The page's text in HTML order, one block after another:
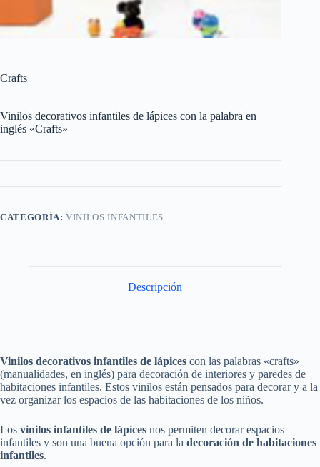
Crafts
Vinilos decorativos infantiles de lápices con la palabra en
inglés «Crafts»
CATEGORÍA:VINILOS INFANTILES
Descripción
Vinilos decorativos infantiles de lápices con las palabras «crafts»
(manualidades, en inglés) para decoración de interiores y paredes de
habitaciones infantiles. Estos vinilos están pensados para decorar y a la
vez organizar los espacios de las habitaciones de los niños.
Los vinilos infantiles de lápices nos permiten decorar espacios
infantiles y son una buena opción para la decoración de habitaciones
infantiles.